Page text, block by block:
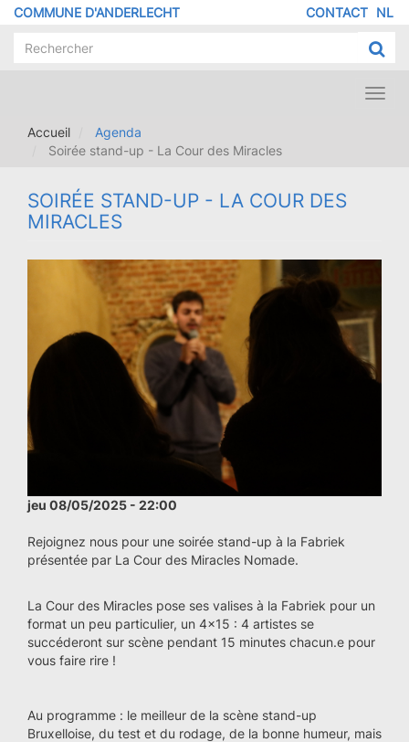
Aller
contenu
COMMUNE D'ANDERLECHT NL
DE
CONTACT
Accueil
Agenda
Soirée stand-up - La Cour des Miracles
SOIRÉE STAND-UP - LA COUR DES
MIRACLES
jeu 08/05/2025 - 22:00
Rejoignez nous pour une soirée stand-up à la Fabriek
présentée par La Cour des Miracles Nomade.
La Cour des Miracles pose ses valises à la Fabriek pour un
format un peu particulier, un 4x15 : 4 artistes se
succéderont sur scène pendant 15 minutes chacun.e pour
vous faire rire !
Au programme : le meilleur de la scène stand-up
Bruxelloise, du test et du rodage, de la bonne humeur, mais